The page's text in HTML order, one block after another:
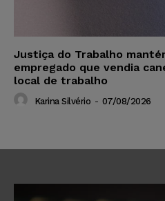
Justiça do Trabalho
empregado que vendia
local de trabalho
Karina Silvério - 07/08/2026